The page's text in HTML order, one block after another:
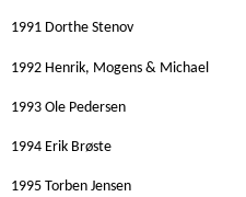
1991 Dorthe Stenov
1992 Henrik, Mogens & Michael
1993 Ole Pedersen
1994 Erik Brøste
1995 Torben Jensen